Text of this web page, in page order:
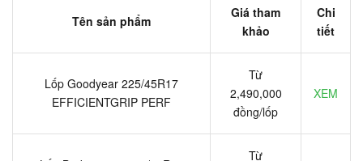
Tên sản phẩm
Giá tham
khảo
Chi
tiết
Lốp Goodyear 225/45R17
EFFICIENTGRIP PERF
Từ
2,490,000
đồng/lốp
XEM
Từ